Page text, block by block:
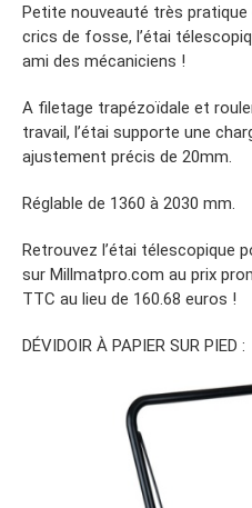
Petite nouveauté très
crics de fosse, l’étai
ami des mécaniciens !
A filetage trapézoïdale et
travail, l’étai supporte une
ajustement précis de 20mm.
Réglable de 1360 à 2030 mm.
Retrouvez l’étai télescopique
sur Millmatpro.com au prix
TTC au lieu de 160.68 euros !
DÉVIDOIR À PAPIER SUR PIED :